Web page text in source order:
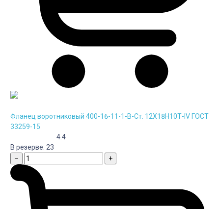
Фланец воротниковый 400-16-11-1-B-Cт. 12Х18Н10Т-IV ГОСТ
33259-15
4.4
В резерве: 23
–
+